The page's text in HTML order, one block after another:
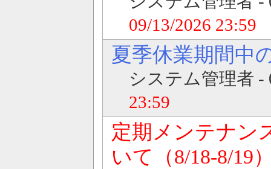
09/13/2026 23:59
夏季休業期間中
システム管理者 -
23:59
定期メンテナン
いて（8/18-8/19